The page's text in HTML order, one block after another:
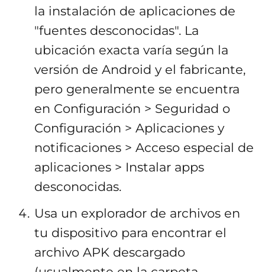
la instalación de aplicaciones de
"fuentes desconocidas". La
ubicación exacta varía según la
versión de Android y el fabricante,
pero generalmente se encuentra
en Configuración > Seguridad o
Configuración > Aplicaciones y
notificaciones > Acceso especial de
aplicaciones > Instalar apps
desconocidas.
Usa un explorador de archivos en
tu dispositivo para encontrar el
archivo APK descargado